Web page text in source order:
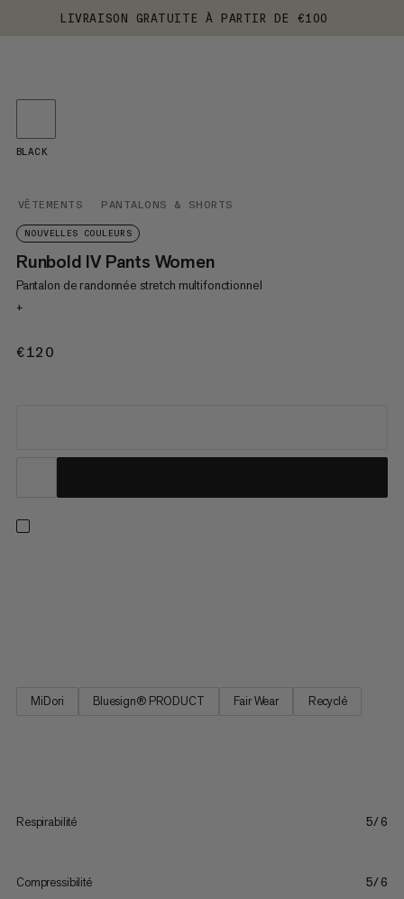
LIVRAISON GRATUITE À PARTIR DE €100
VÊTEMENTS PANTALONS & SHORTS
NOUVELLES COULEURS
Runbold IV Pants Women
Pantalon de randonnée stretch multifonctionnel
+
€120
BLACK
MiDori Bluesign® PRODUCT Fair Wear Recyclé
Respirabilité 5/6
Compressibilité 5/6